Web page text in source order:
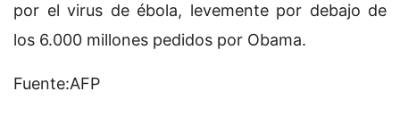
por el virus de ébola, levemente por debajo de
los 6.000 millones pedidos por Obama.
Fuente:AFP